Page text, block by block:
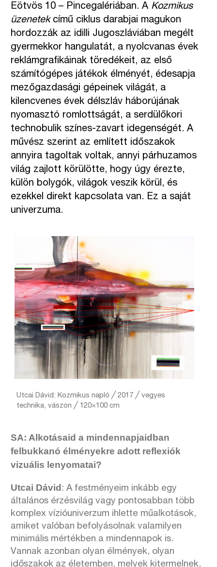
Eötvös 10 – Pincegalériában. A Kozmikus
üzenetekcímű ciklus darabjai magukon
hordozzák az idilli Jugoszláviában megélt
gyermekkor hangulatát, a nyolcvanas évek
reklámgrafikáinak töredékeit, az első
számítógépes játékok élményét, édesapja
mezőgazdasági gépeinek világát, a
kilencvenes évek délszláv háborújának
nyomasztó romlottságát, a serdülőkori
technobulik színes-zavart idegenségét. A
művész szerint az említett időszakok
annyira tagoltak voltak, annyi párhuzamos
világ zajlott körülötte, hogy úgy érezte,
külön bolygók, világok veszik körül, és
ezekkel direkt kapcsolata van. Ez a saját
univerzuma.
Utcai Dávid: Kozmikus napló ╱ 2017 ╱ vegyes
technika, vászon ╱ 120×100 cm
SA: Alkotásaid a mindennapjaidban
felbukkanó élményekre adott reflexiók
vizuális lenyomatai?
Utcai Dávid : A festményeim inkább egy
általános érzésvilág vagy pontosabban több
komplex vízióuniverzum ihlette műalkotások,
amiket valóban befolyásolnak valamilyen
minimális mértékben a mindennapok is.
Vannak azonban olyan élmények, olyan
időszakok az életemben, melyek kitermelnek,